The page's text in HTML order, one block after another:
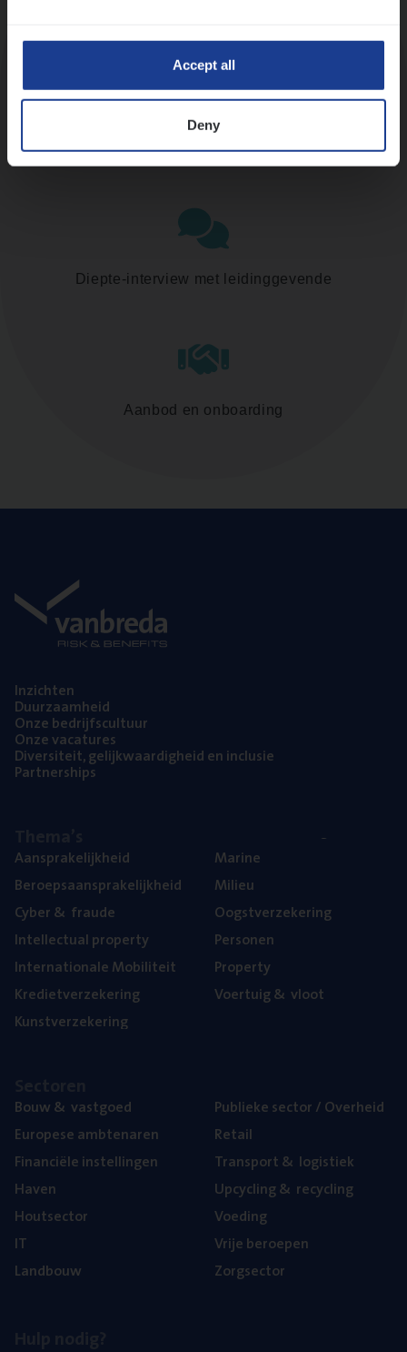
Accept all
Deny
Assessment
Diepte-interview met leidinggevende
Aanbod en onboarding
Inzich­ten
Duur­zaam­heid
Onze bedrijfs­cul­tuur
Onze vaca­tu­res
Diver­si­teit, gelijk­waar­dig­heid en inclusie
Part­ner­ships
Aan­spra­ke­lijk­heid
Beroeps­aan­spra­ke­lijk­heid
Cyber& fraude
Intel­lec­tu­al property
Inter­na­ti­o­na­le Mobiliteit
Kre­diet­ver­ze­ke­ring
Kunst­ver­ze­ke­ring
Mari­ne
Mili­eu
Oogst­ver­ze­ke­ring
Per­so­nen
Pro­per­ty
Voer­tuig& vloot
Bouw& vastgoed
Euro­pe­se ambtenaren
Finan­ci­ë­le instellingen
Haven
Hout­sec­tor
IT
Land­bouw
Publie­ke sec­tor / Overheid
Retail
Trans­port& logistiek
Upcy­cling& recycling
Voe­ding
Vrije beroe­pen
Zorg­sec­tor